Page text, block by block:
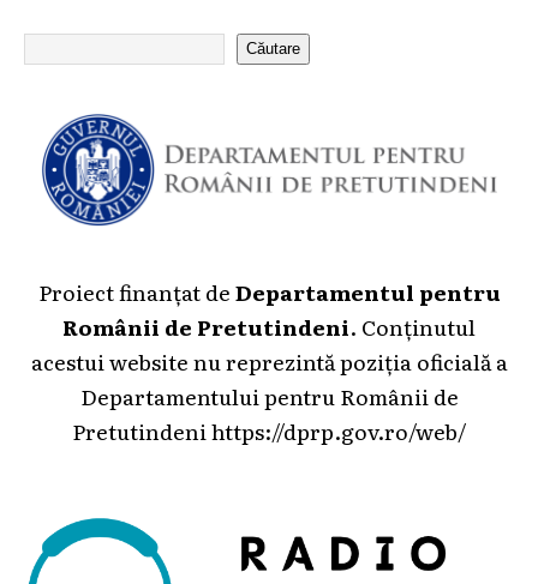
Căutare
Proiect finanțat deDepartamentul pentru
Românii de Pretutindeni. Conținutul
acestui website nu reprezintă poziția oficială a
Departamentului pentru Românii de
Pretutindeni https://dprp.gov.ro/web/